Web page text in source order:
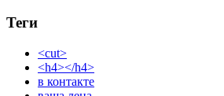
Теги
<cut>
<h4></h4>
в контакте